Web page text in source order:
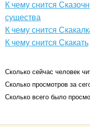
К чему снится
существа
К чему снится
К чему снится Скакать
Сколько сейчас человек
Сколько просмотров за
Сколько всего было